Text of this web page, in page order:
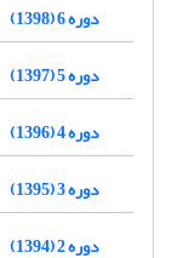
دوره 6 (1398)
دوره 5 (1397)
دوره 4 (1396)
دوره 3 (1395)
دوره 2 (1394)